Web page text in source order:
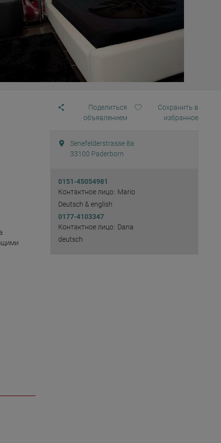
Поделиться
объявлением
Сохранить в
избранное
Senefelderstrasse 8a
33100 Paderborn
0151-45054981
Контактное лицо: Mario
Deutsch & english
0177-4103347
Контактное лицо: Dana
deutsch